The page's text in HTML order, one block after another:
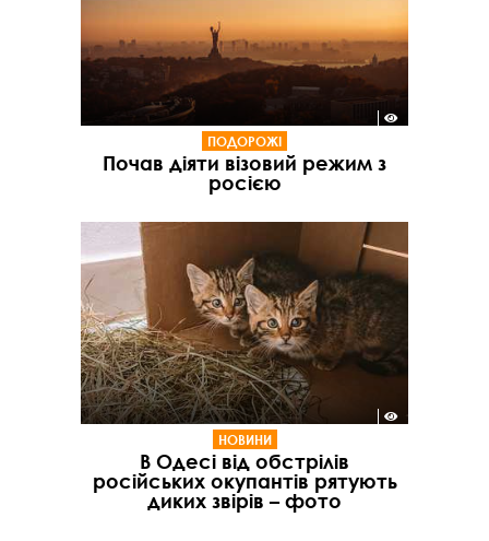
ПОДОРОЖІ
Почав діяти візовий режим з
росією
НОВИНИ
В Одесі від обстрілів
російських окупантів рятують
диких звірів – фото